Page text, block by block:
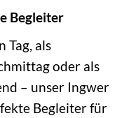
Begleiter
Tag, als
oder als
– unser Ingwer
Begleiter für